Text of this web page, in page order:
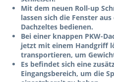
Mit dem neuen Roll-up
lassen sich die Fenster
Dachzeltes bedienen.
Bei einer knappen PKW-
jetzt mit einem Handgriff
transportieren, um
Es befindet sich eine
Eingangsbereich, um die